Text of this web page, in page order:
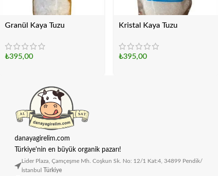
Granül Kaya Tuzu
₺395,00
Kristal Kaya Tuzu
₺395,00
danayagirelim.com
Türkiye'nin en büyük organik pazarı!
Lider Plaza, Çamçeşme Mh. Coşkun Sk. No: 12/1 Kat:4, 34899 Pendik/
İstanbul
Türkiye